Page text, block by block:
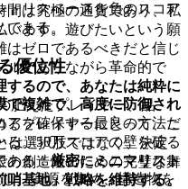
トリスペースを負のスコア
ある。
優位性
で複雑で、高度に防御され
アを確保する最良の方法だ
。50万スコアの壁を破る
ある：厳密にミニマリスト
基地」戦略を維持する。
間は究極の通貨であり、私
います。遊びたいという願
ゼロであるべきだと信じ
ルでありながら革命的で
するので、あなたは純粋に
肥えたプレイヤー、品
るプレイヤーにとって、こ
は選択肢ではなく、決定
の創造性のための完璧な舞
、資源を集め、構造物を